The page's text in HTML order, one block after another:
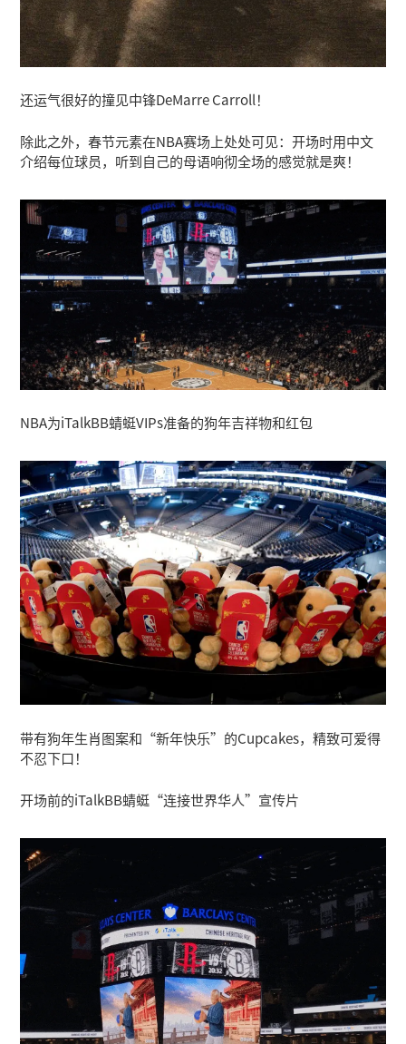
还运气很好的撞见中锋DeMarre Carroll！
除此之外，春节元素在NBA赛场上处处可见：开场时用中文
介绍每位球员，听到自己的母语响彻全场的感觉就是爽！
NBA为iTalkBB蜻蜓VIPs准备的狗年吉祥物和红包
带有狗年生肖图案和“新年快乐”的Cupcakes，精致可爱得
不忍下口！
开场前的iTalkBB蜻蜓“连接世界华人”宣传片